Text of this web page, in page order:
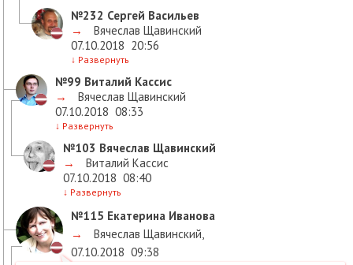
№232 Сергей Васильев
→
Вячеслав Щавинский
07.10.2018 20:56
↓ Развернуть
№99 Виталий Кассис
→
Вячеслав Щавинский
07.10.2018 08:33
↓ Развернуть
№103 Вячеслав Щавинский
→
Виталий Кассис
07.10.2018 08:40
↓ Развернуть
№115 Екатерина Иванова
→
Вячеслав Щавинский
07.10.2018 09:38